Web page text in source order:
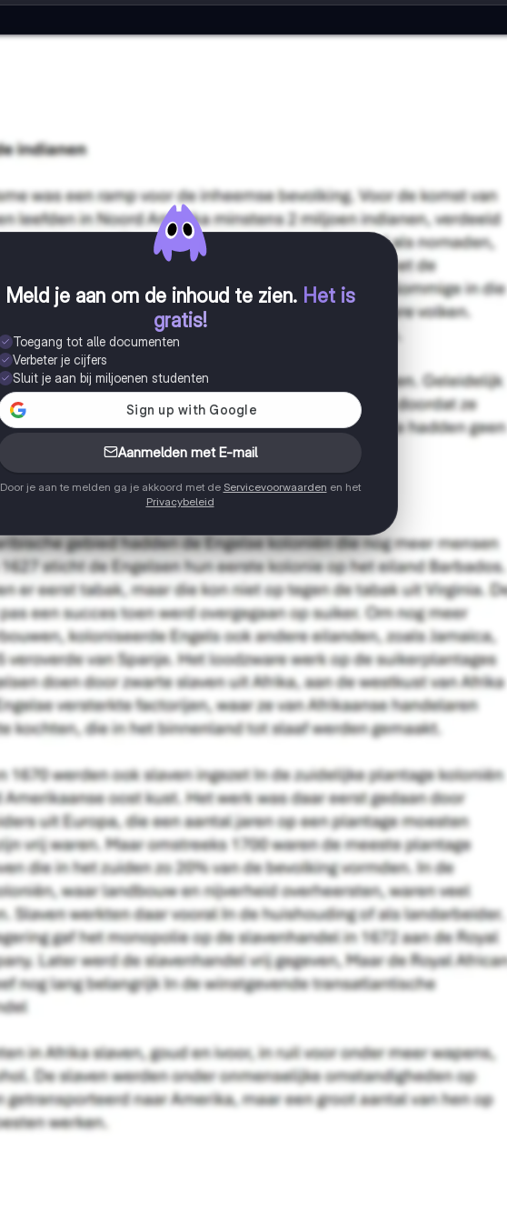
Meld je aan om de inhoud te zien. Het is
gratis!
Toegang tot alle documenten
Verbeter je cijfers
Sluit je aan bij miljoenen studenten
Aanmelden met E-mail
Door je aan te melden ga je akkoord met de Servicevoorwaarden en het
Privacybeleid